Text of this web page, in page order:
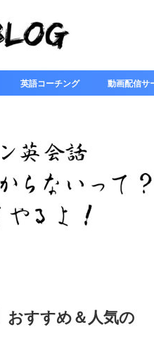
英語コーチング 動画配信サ
おすすめ＆人気の